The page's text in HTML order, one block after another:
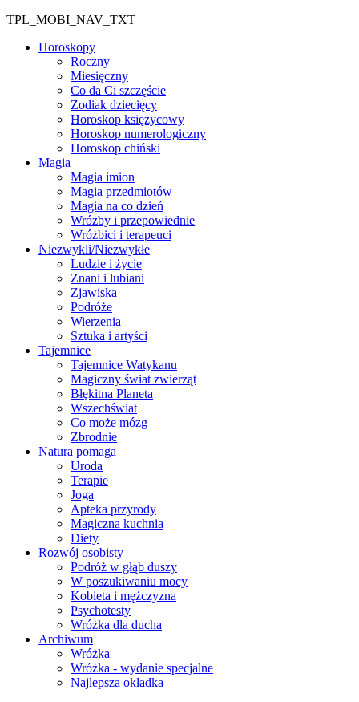
TPL_MOBI_NAV_TXT
Horoskopy
Roczny
Miesięczny
Co da Ci szczęście
Zodiak dziecięcy
Horoskop księżycowy
Horoskop numerologiczny
Horoskop chiński
Magia
Magia imion
Magia przedmiotów
Magia na co dzień
Wróżby i przepowiednie
Wróżbici i terapeuci
Niezwykli/Niezwykłe
Ludzie i życie
Znani i lubiani
Zjawiska
Podróże
Wierzenia
Sztuka i artyści
Tajemnice
Tajemnice Watykanu
Magiczny świat zwierząt
Błękitna Planeta
Wszechświat
Co może mózg
Zbrodnie
Natura pomaga
Uroda
Terapie
Joga
Apteka przyrody
Magiczna kuchnia
Diety
Rozwój osobisty
Podróż w głąb duszy
W poszukiwaniu mocy
Kobieta i mężczyzna
Psychotesty
Wróżka dla ducha
Archiwum
Wróżka
Wróżka - wydanie specjalne
Najlepsza okładka